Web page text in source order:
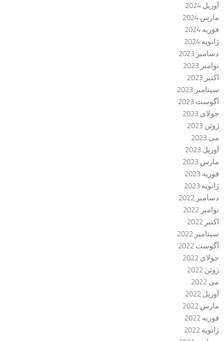
آوریل 2024
مارس 2024
فوریه 2024
ژانویه 2024
دسامبر 2023
نوامبر 2023
اکتبر 2023
سپتامبر 2023
آگوست 2023
جولای 2023
ژوئن 2023
می 2023
آوریل 2023
مارس 2023
فوریه 2023
ژانویه 2023
دسامبر 2022
نوامبر 2022
اکتبر 2022
سپتامبر 2022
آگوست 2022
جولای 2022
ژوئن 2022
می 2022
آوریل 2022
مارس 2022
فوریه 2022
ژانویه 2022